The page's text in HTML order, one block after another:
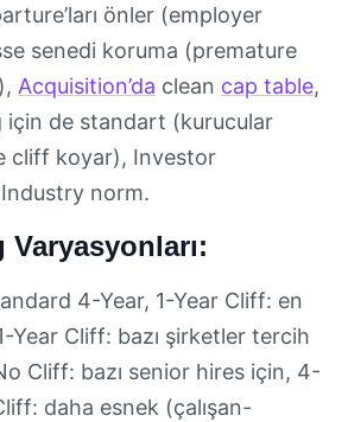
önler (employer
senedi koruma (premature
Acquisition’da clean cap table,
için de standart (kurucular
cliff koyar), Investor
norm.
4-Year, 1-Year Cliff: en
Year Cliff: bazı şirketler tercih
Cliff: bazı senior hires için, 4-
daha esnek (çalışan-